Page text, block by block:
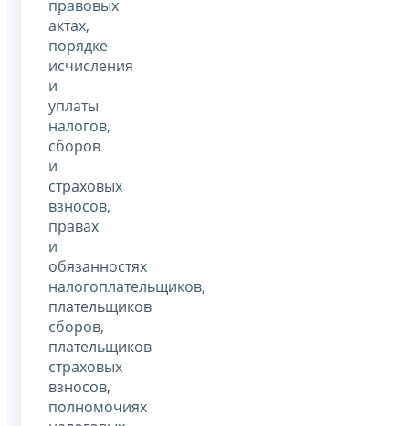
правовых
актах,
порядке
исчисления
и
уплаты
налогов,
сборов
и
страховых
взносов,
правах
и
обязанностях
налогоплательщиков,
плательщиков
сборов,
плательщиков
страховых
взносов,
полномочиях